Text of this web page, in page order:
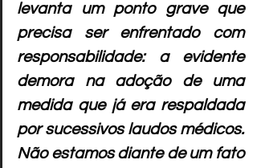
levanta um ponto grave que
precisa ser enfrentado com
responsabilidade: a evidente
demora na adoção de uma
medida que já era respaldada
por sucessivos laudos médicos.
Não estamos diante de um fato